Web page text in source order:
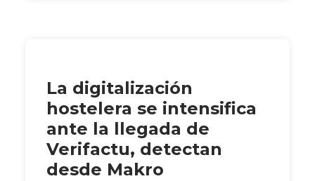
La digitalización
hostelera se intensifica
ante la llegada de
Verifactu, detectan
desde Makro